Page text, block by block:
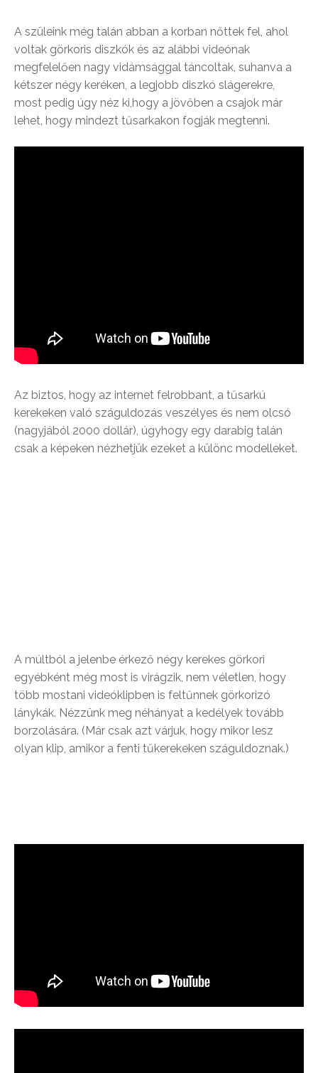
A szüleink még talán abban a korban nőttek fel, ahol
voltak görkoris diszkók és az alábbi videónak
megfelelően nagy vidámsággal táncoltak, suhanva a
kétszer négy keréken, a legjobb diszkó slágerekre,
most pedig úgy néz ki,hogy a jövőben a csajok már
lehet, hogy mindezt tűsarkakon fogják megtenni.
Az biztos, hogy az internet felrobbant, a tűsarkú
kerekeken való száguldozás veszélyes és nem olcsó
(nagyjából 2000 dollár), úgyhogy egy darabig talán
csak a képeken nézhetjük ezeket a különc modelleket.
A múltból a jelenbe érkező négy kerekes görkori
egyébként még most is virágzik, nem véletlen, hogy
több mostani videóklipben is feltűnnek görkorizó
lánykák. Nézzünk meg néhányat a kedélyek tovább
borzolására. (Már csak azt várjuk, hogy mikor lesz
olyan klip, amikor a fenti tűkerekeken száguldoznak.)